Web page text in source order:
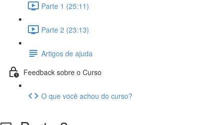
Parte 1 (25:11)
Parte 2 (23:13)
Artigos de ajuda
Feedback sobre o Curso
O que você achou do curso?